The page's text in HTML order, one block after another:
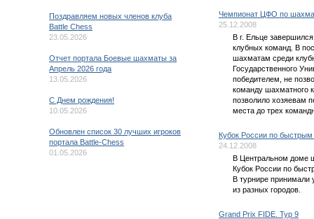
Поздравляем новых членов клуба
Battle Chess
23.05.2026
Отчет портала Боевые шахматы за
Апрель 2026 года
13.05.2026
C Днем рождения!
10.05.2026
Обновлен список 30 лучших игроков
портала Battle-Chess
01.05.2026
Чемпионат ЦФО по
25.12.2008
В г. Ельце
клубных команд. В
шахматам среди
Государственного
победителем, не
команду шахматного
позволило хозяевам
места до трех
Кубок России по
24.12.2008
В Центральном доме
Кубок России по
В турнире принимали
из разных городов.
Grand Prix FIDE. Тур 9